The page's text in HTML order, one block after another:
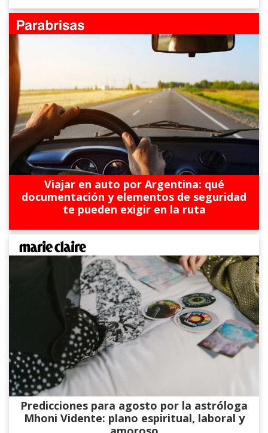
Viajar en auto por Argentina: qué
documentación y elementos de seguridad
te pueden exigir en la ruta
Predicciones para agosto por la astróloga
Mhoni Vidente: plano espiritual, laboral y